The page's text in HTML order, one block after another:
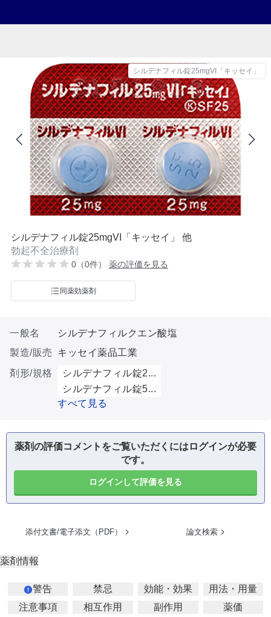
シルデナフィル錠25mgVI「キッセイ」
シルデナフィル錠25mgVI「キッセイ」 他
勃起不全治療剤
0（0件） 薬の評価を見る
同薬効薬剤
一般名
シルデナフィルクエン酸塩
製造/販売
キッセイ薬品工業
剤形/規格
シルデナフィル錠2...
シルデナフィル錠5...
すべて見る
薬剤の評価コメントをご覧いただくにはログインが必要
です。
ログインして評価を見る
添付文書/電子添文（PDF） 論文検索
薬剤情報
警告 禁忌 効能・効果
用法・用量
注意事項
相互作用 副作用 薬価